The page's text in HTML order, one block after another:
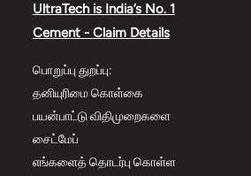
UltraTech is India’s No. 1
Cement - Claim Details
பொறுப்பு துறப்பு:
தனியுரிமை கொள்கை
பயன்பாட்டு விதிமுறைகளை
சைட்மேப்
எங்களைத் தொடர்பு கொள்ள